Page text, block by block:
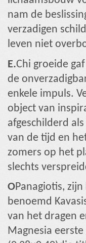
nam de
verzadigen
leven niet
E.Chi groeide
de
enkele impuls.
object van
afgeschilderd
van de tijd en
zomers op het
slechts
ΟPanagiotis,
benoemd
van het dragen
Magnesia